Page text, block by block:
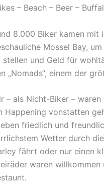
– Beach – Beer –
8.000 Biker kamen mit
Mossel Bay,
stellen und Geld für
„Nomads“, einem der
– als Nicht-Biker –
Happening vonstatten
friedlich und
Wetter durch
fährt oder nur einen
waren